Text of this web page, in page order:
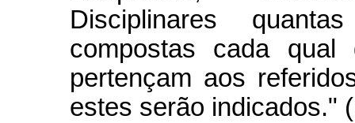
Disciplinares
compostas cada
pertençam aos
estes serão indicados."